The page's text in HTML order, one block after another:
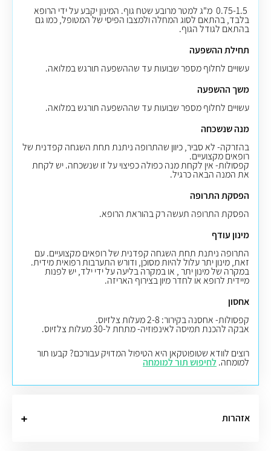
מ"ג למטר מרובע שטח גוף. המינון יקבע על ידי הרופא
בלבד, בהתאם לסוג המחלה ולמצבו הפיסי של המטופל, כמו גם
בהתאם לגודל הגוף.
תחילת ההשפעה
עשויים לחלוף מספר שבועות עד שההשפעה תורגש במלואה.
משך ההשפעה
עשויים לחלוף מספר שבועות עד שההשפעה תורגש במלואה.
מנה שנשכחה
בהזרקה- לא סביר, כיוון שהתרופה ניתנת תחת השגחה קפדנית של
רופאים מקצועיים.
קפסולות- אין לקחת מנה כפולה כפיצוי על זו שנשכחה. יש לקחת
את המנה הבאה כרגיל.
הפסקת התרופה
הפסקת התרופה תעשה רק בהוראת הרופא.
מינון עודף
התרופה ניתנת תחת השגחה קפדנית של רופאים מקצועיים. עם
זאת, מינון יתר עלול להיות מסוכן, ודורש התערבות רפואית מידית.
במקרה של מינון יתר , או במקרה בליעה על ידי ילד, יש לפנות
מיידית לרופא או לחדר מיון בצירוף האריזה.
אחסון
קפסולות- אחסנה בקירור: 2-8 מעלות צלזיוס
.
אבקה להכנת תמיסה לאינפוזיה- מתחת ל-30 מעלות צלזיוס.
רוצים לוודא שטופוטקאן היא הטיפול המדויק עבורכם? קבעו תור
למומחה.לחיפוש תור למומחה
אזהרות